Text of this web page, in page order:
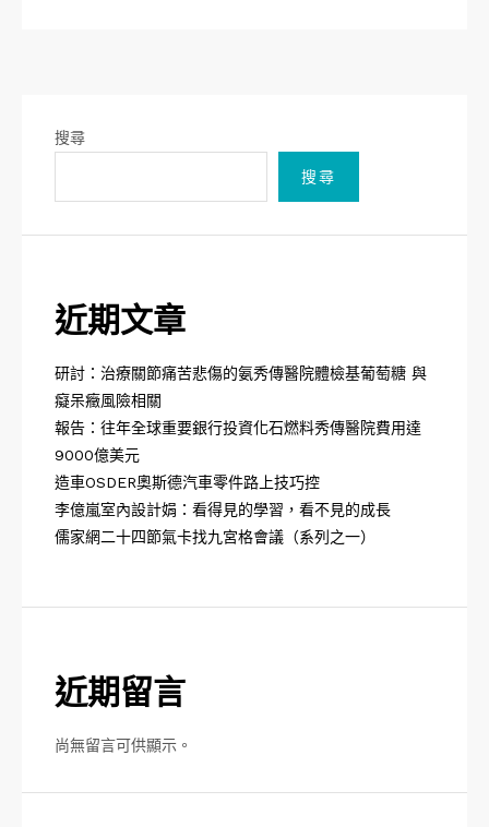
搜尋
搜尋
近期文章
研討：治療關節痛苦悲傷的氨秀傳醫院體檢基葡萄糖 與
癡呆癥風險相關
報告：往年全球重要銀行投資化石燃料秀傳醫院費用達
9000億美元
造車OSDER奧斯德汽車零件路上技巧控
李億嵐室內設計娟：看得見的學習，看不見的成長
儒家網二十四節氣卡找九宮格會議（系列之一）
近期留言
尚無留言可供顯示。